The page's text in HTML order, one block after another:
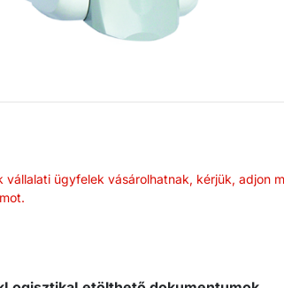
vállalati ügyfelek vásárolhatnak, kérjük, adjon